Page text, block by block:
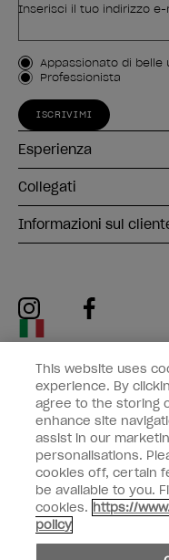
Inserisci il tuo indirizzo e-
Tipo di cliente
Appassionato di belle
Professionista
ISCRIVIMI
Esperienza
Collegati
Informazioni sul
Non condividiamo né
Legge californiana sulla
© Copyright 2024, Wella
This website uses
experience. By
agree to the storing
enhance site
assist in our
personalisations.
cookies off, certain
be available to you.
cookies. https://
policy